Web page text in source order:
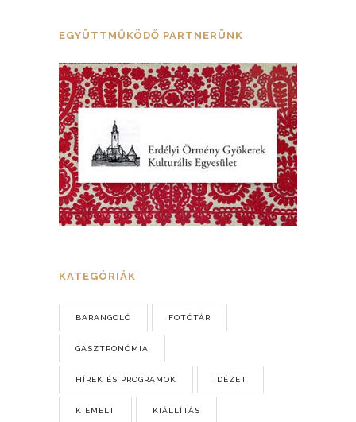
EGYÜTTMŰKÖDŐ PARTNERÜNK
KATEGÓRIÁK
BARANGOLÓ FOTÓTÁR
GASZTRONÓMIA
HÍREK ÉS PROGRAMOK IDÉZET
KIEMELT KIÁLLÍTÁS